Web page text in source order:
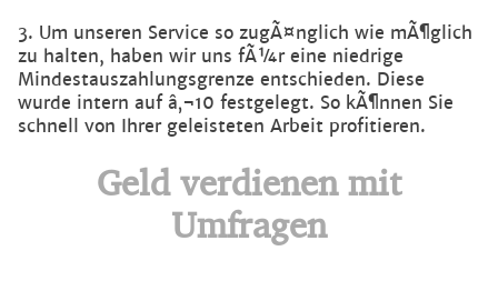
3. Um unseren Service so zugÃ¤nglich wie mÃ¶glich
zu halten, haben wir uns fÃ¼r eine niedrige
Mindestauszahlungsgrenze entschieden. Diese
wurde intern auf â‚¬10 festgelegt. So kÃ¶nnen Sie
schnell von Ihrer geleisteten Arbeit profitieren.
Geld verdienen mit
Umfragen